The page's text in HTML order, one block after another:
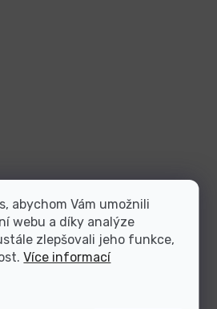
abychom Vám umožnili
webu a díky analýze
zlepšovali jeho funkce,
Více informací